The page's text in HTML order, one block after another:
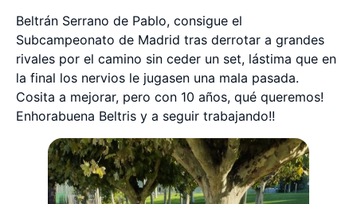
Beltrán Serrano de Pablo, consigue el
Subcampeonato de Madrid tras derrotar a grandes
rivales por el camino sin ceder un set, lástima que en
la final los nervios le jugasen una mala pasada.
Cosita a mejorar, pero con 10 años, qué queremos!
Enhorabuena Beltris y a seguir trabajando!!